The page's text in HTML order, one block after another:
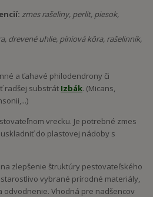
zmes rašeliny, perlit, piesok,
drevené uhlie, píniová kôra, rašelinník,
a ťahavé philodendrony či
radšej substrát Izbák. (Micans,
vrecku. Je potrebné zmes
do plastovej nádoby s
zlepšenie štruktúry pestovateľského
vybrané prírodné materiály,
Vhodná pre nadšencov